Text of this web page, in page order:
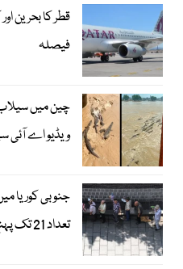
قطر کا بحرین
فیصلہ
چین میں
ویڈیو اے آئی
جنوبی کوریا
تعداد 21 تک پہنچ گئی